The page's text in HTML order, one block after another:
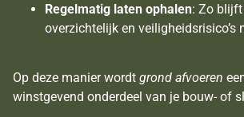
Regelmatig laten ophalen: Zo blijft
overzichtelijk en veiligheidsrisico’s
Op deze manier wordt grond afvoeren
winstgevend onderdeel van je bouw- of